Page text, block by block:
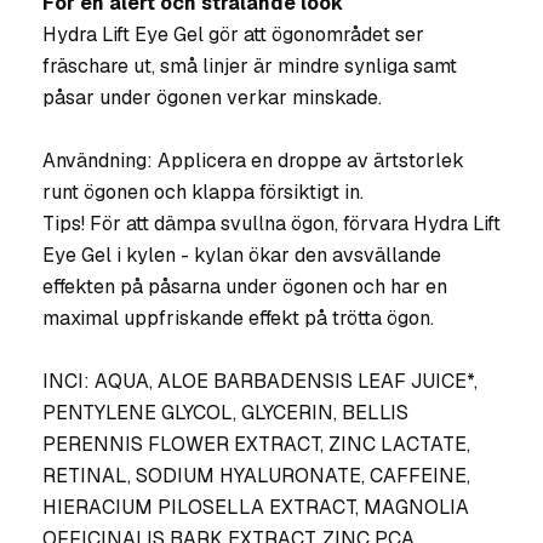
Hydra Lift Eye Gel gör att ögonområdet ser
fräschare ut, små linjer är mindre synliga samt
påsar under ögonen verkar minskade.
Användning: Applicera en droppe av ärtstorlek
runt ögonen och klappa försiktigt in.
Tips! För att dämpa svullna ögon, förvara Hydra Lift
Eye Gel i kylen - kylan ökar den avsvällande
effekten på påsarna under ögonen och har en
maximal uppfriskande effekt på trötta ögon.
INCI: AQUA, ALOE BARBADENSIS LEAF JUICE*,
PENTYLENE GLYCOL, GLYCERIN, BELLIS
PERENNIS FLOWER EXTRACT, ZINC LACTATE,
RETINAL, SODIUM HYALURONATE, CAFFEINE,
HIERACIUM PILOSELLA EXTRACT, MAGNOLIA